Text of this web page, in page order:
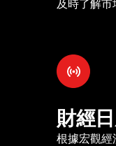
及時了解市
財經
根據宏觀經